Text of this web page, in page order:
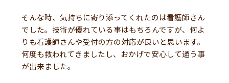
そんな時、気持ちに寄り添ってくれたのは看護師さん
でした。技術が優れている事はもちろんですが、何よ
りも看護師さんや受付の方の対応が良いと思います。
何度も救われてきましたし、おかげで安心して通う事
が出来ました。